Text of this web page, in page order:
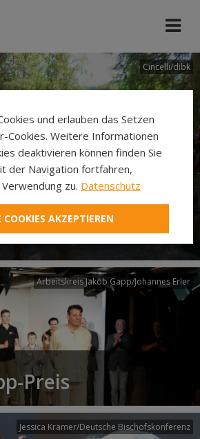
Cincelli/dibk
Via
Arbeitskreis Jakob Gapp/Johannes Erler
Preis
Jessica Krämer/Deutsche Bischofskonferenz
und erlauben das Setzen
Cookies. Weitere Informationen
deaktivieren können finden Sie
der Navigation fortfahren,
zu. Datenschutz
COOKIES AKZEPTIEREN